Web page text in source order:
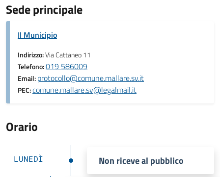
Sede principale
Il Municipio
Indirizzo:Via Cattaneo 11
Telefono:019 586009
Email:protocollo@comune.mallare.sv.it
PEC:comune.mallare.sv@legalmail.it
Orario
LUNEDÌ Non riceve al pubblico